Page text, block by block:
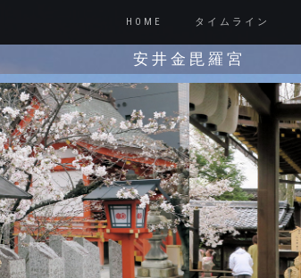
HOME タイムライン
安井金毘羅宮